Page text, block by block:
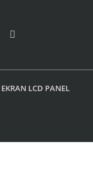
LCD PANEL